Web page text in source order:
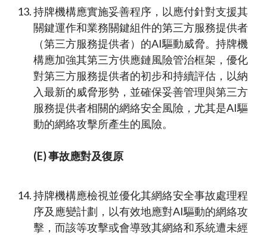
持牌機構應實施妥善程序，以應付針對支援其
關鍵運作和業務關鍵組件的第三方服務提供者
（第三方服務提供者）的AI驅動威脅。持牌機
構應加強其第三方供應鏈風險管治框架，優化
對第三方服務提供者的初步和持續評估，以納
入最新的威脅形勢，並確保妥善管理與第三方
服務提供者相關的網絡安全風險，尤其是AI驅
動的網絡攻擊所產生的風險。
(E) 事故應對及復原
持牌機構應檢視並優化其網絡安全事故處理程
序及應變計劃，以有效地應對AI驅動的網絡攻
擊，而該等攻擊或會導致其網絡和系統遭未經